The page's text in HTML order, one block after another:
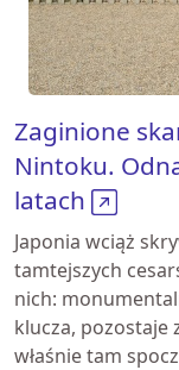
Zaginione
Nintoku.
latach
Japonia wciąż
tamtejszych
nich:
klucza, pozostaje
właśnie tam